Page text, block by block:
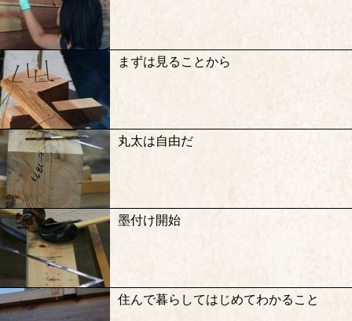
まずは見ることから
丸太は自由だ
墨付け開始
住んで暮らしてはじめてわかること